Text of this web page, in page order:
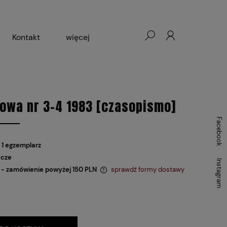
Kontakt więcej
nr 3-4 1983 [czasopismo]
egzemplarz
zamówienie powyżej 150 PLN
ewentualnych kosztów
sprawdź formy dostawy
Facebook
Instagram